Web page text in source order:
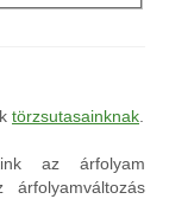
törzsutasainknak.
az árfolyam
árfolyamváltozás